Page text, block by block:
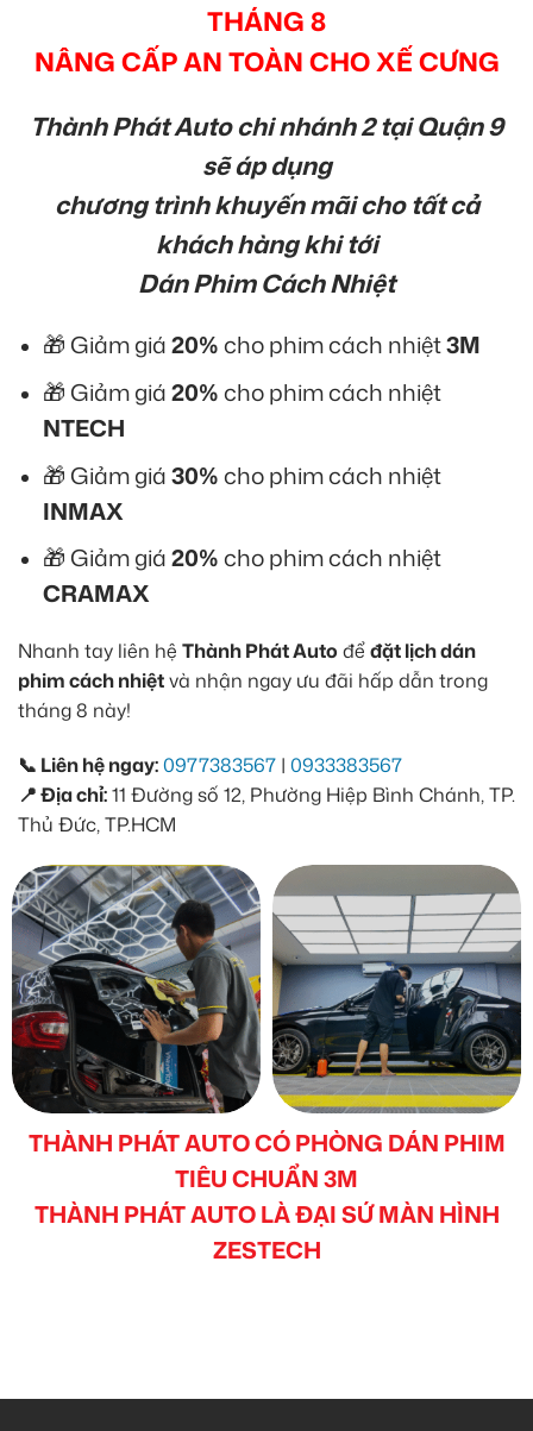
THÁNG 8
NÂNG CẤP AN TOÀN CHO XẾ CƯNG
Thành Phát Auto chi nhánh 2 tại Quận 9
sẽ áp dụng
chương trình khuyến mãi cho tất cả
khách hàng khi tới
Dán Phim Cách Nhiệt
🎁 Giảm giá20%cho phim cách nhiệt3M
🎁 Giảm giá20%cho phim cách nhiệt
NTECH
🎁 Giảm giá30%cho phim cách nhiệt
INMAX
🎁 Giảm giá20%cho phim cách nhiệt
CRAMAX
Nhanh tay liên hệ Thành Phát Auto đểđặt lịch dán
phim cách nhiệtvà nhận ngay ưu đãi hấp dẫn trong
tháng 8 này!
📞 Liên hệ ngay:0977383567 | 0933383567
📍 Địa chỉ:11 Đường số 12, Phường Hiệp Bình Chánh, TP.
Thủ Đức, TP.HCM
THÀNH PHÁT AUTO CÓ PHÒNG DÁN PHIM
TIÊU CHUẨN 3M
THÀNH PHÁT AUTO LÀ ĐẠI SỨ MÀN HÌNH
ZESTECH